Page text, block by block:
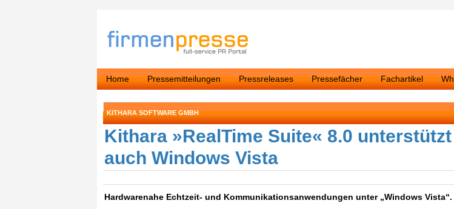
Home Pressemitteilungen Pressreleases Pressefächer Fachartikel
KITHARA SOFTWARE GMBH
Kithara »RealTime Suite« 8.0
auch Windows Vista
Hardwarenahe Echtzeit- und Kommunikationsanwendungen unter „Windows Vista“.